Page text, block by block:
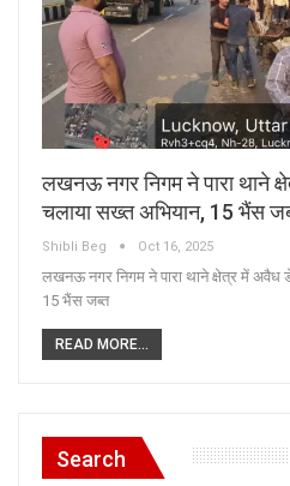
लखनऊ नगर निगम ने पारा थाने
चलाया सख्त अभियान, 15 भैंस
Shibli Beg Oct 16, 2025
लखनऊ नगर निगम ने पारा थाने क्षेत्र में अवैध
15 भैंस जब्त
READ MORE...
Search